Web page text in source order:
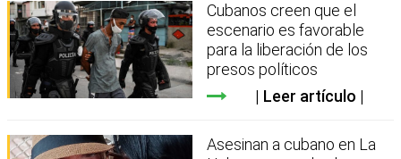
Cubanos creen que el
escenario es favorable
para la liberación de los
presos políticos
Leer artículo
Asesinan a cubano en La